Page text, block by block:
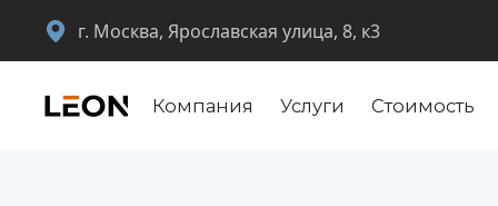
г. Москва, Ярославская улица, 8, к3
Компания Услуги Стоимость